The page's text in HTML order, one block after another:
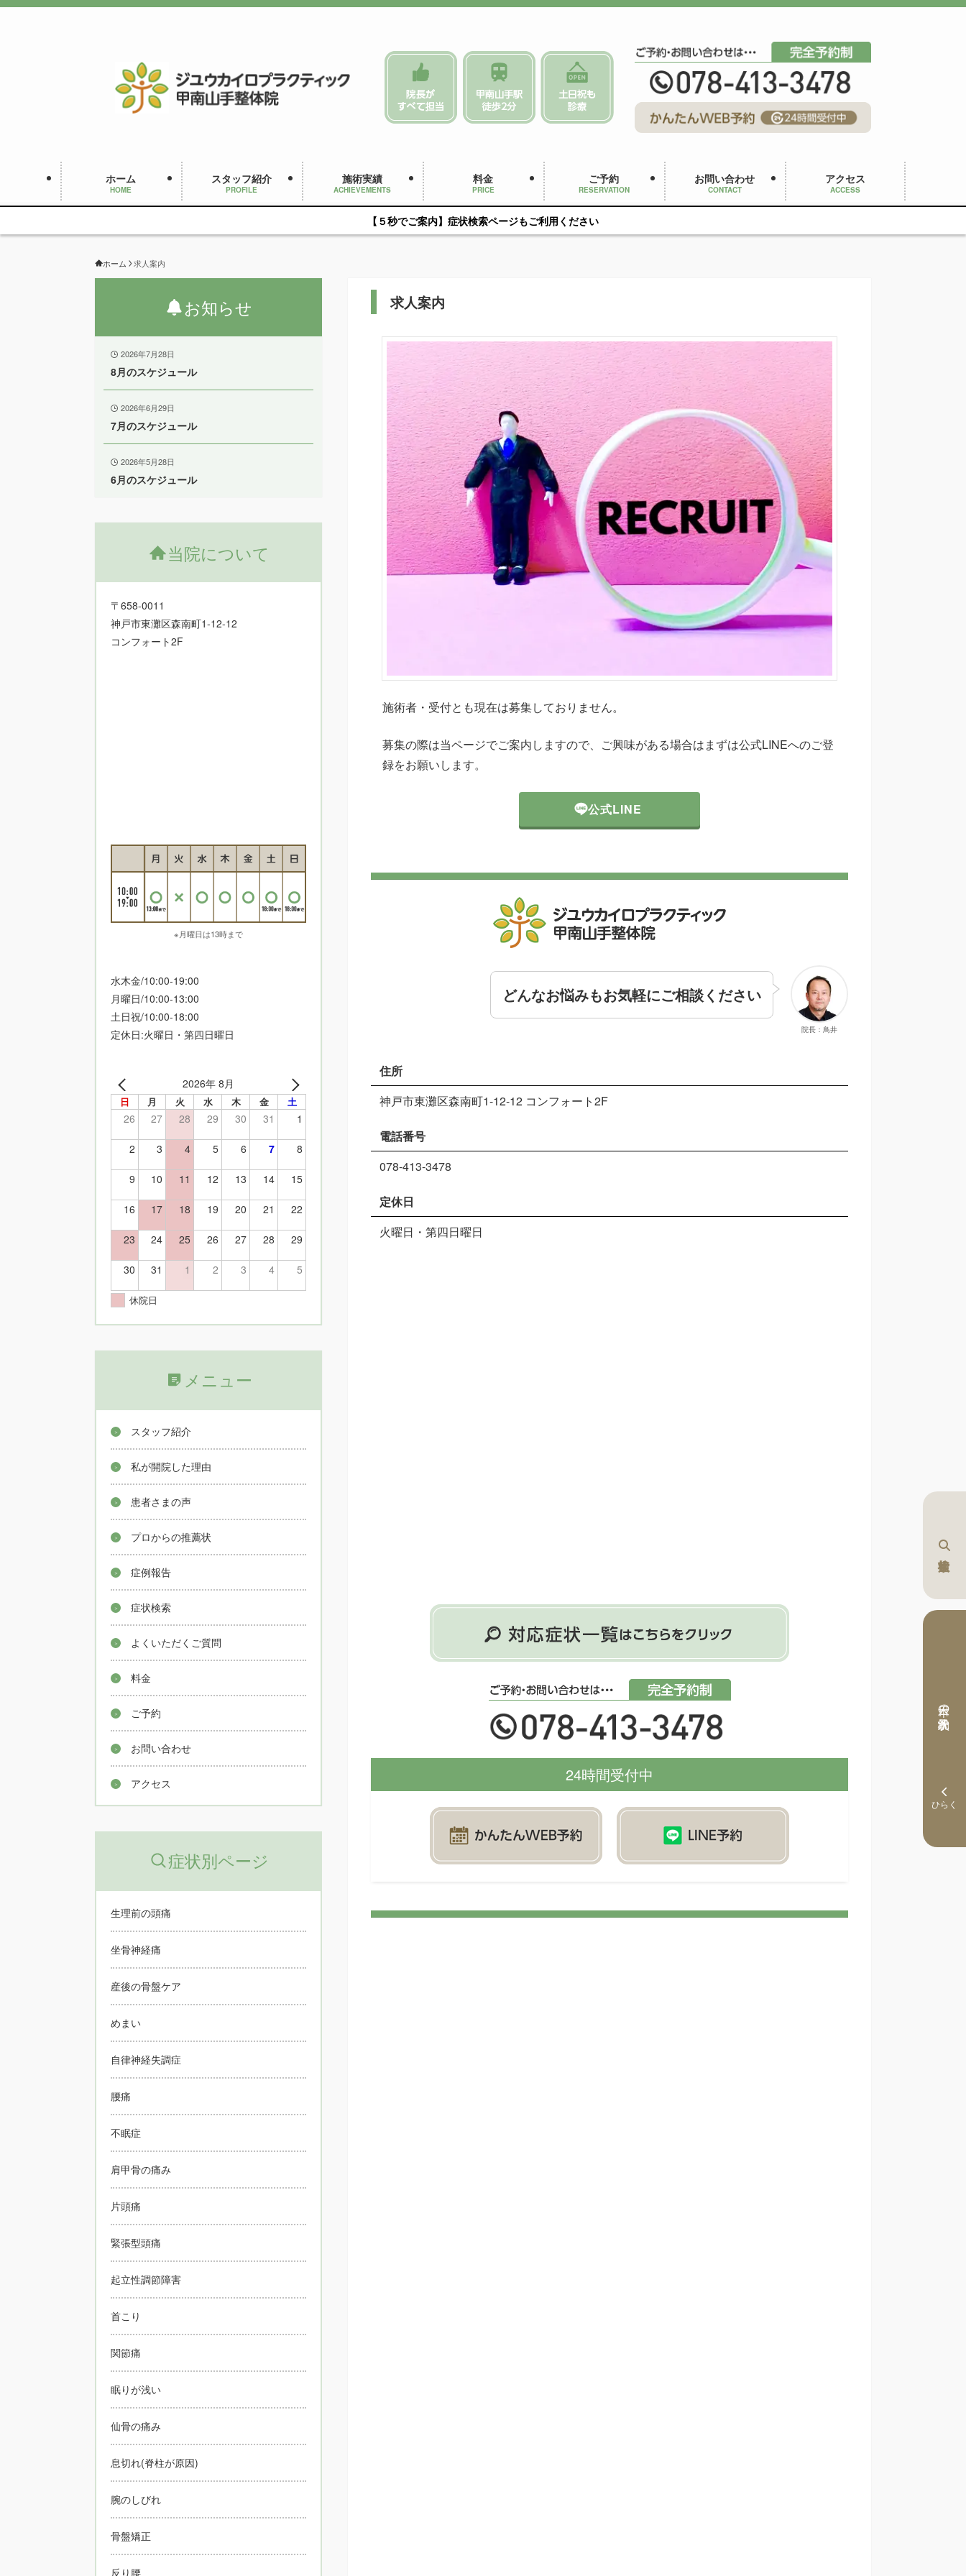
ホーム
HOME
スタッフ紹介
PROFILE
施術実績
ACHIEVEMENTS
料金
PRICE
ご予約
RESERVATION
お問い合わせ
CONTACT
アクセス
ACCESS
【５秒でご案内】症状検索ページもご利用ください
ホーム 求人案内
求人案内
本日の予約状況
施術者・受付とも現在は募集しておりません。
募集の際は当ページでご案内しますので、ご興味がある場合はまずは公式LINEへのご登
録をお願いします。
公式LINE
院長：鳥井
どんなお悩みもお気軽にご相談ください
住所
神戸市東灘区森南町1-12-12 コンフォート2F
電話番号
078-413-3478
定休日
火曜日・第四日曜日
24時間受付中
お知らせ
2026年7月28日
8月のスケジュール
2026年6月29日
7月のスケジュール
2026年5月28日
6月のスケジュール
当院について
〒658-0011
神戸市東灘区森南町1-12-12
コンフォート2F
※月曜日は13時まで
水木金/10:00-19:00
月曜日/10:00-13:00
土日祝/10:00-18:00
定休日:火曜日・第四日曜日
2026年 8月
日 月 火 水 木 金 土
26 27 28 29 30 31 1
2 3 4 5 6 7 8
9 10 11 12 13 14 15
16 17 18 19 20 21 22
23 24 25 26 27 28 29
30 31 1 2 3 4 5
休院日
メニュー
スタッフ紹介
私が開院した理由
患者さまの声
プロからの推薦状
症例報告
症状検索
よくいただくご質問
料金
ご予約
お問い合わせ
アクセス
症状別ページ
生理前の頭痛
坐骨神経痛
産後の骨盤ケア
めまい
自律神経失調症
腰痛
不眠症
肩甲骨の痛み
片頭痛
緊張型頭痛
起立性調節障害
首こり
関節痛
眠りが浅い
仙骨の痛み
息切れ(脊柱が原因)
腕のしびれ
骨盤矯正
反り腰